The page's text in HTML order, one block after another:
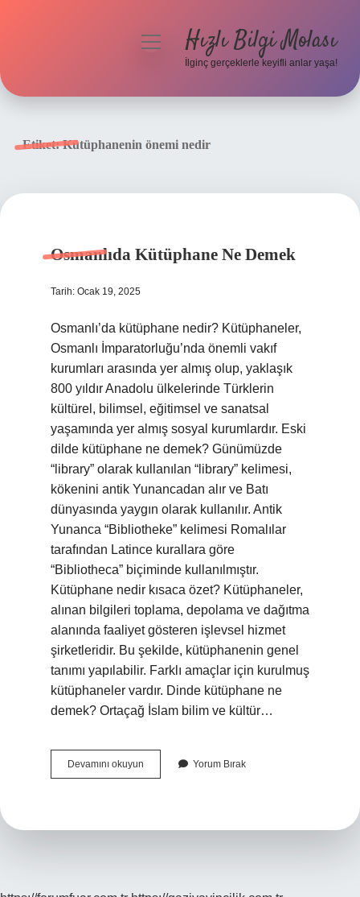
menüyüHızlı Bilgi Molası
İlginç gerçeklerle keyifli anlar yaşa!
Etiket:Kütüphanenin önemi nedir
Osmanlıda Kütüphane Ne Demek
Tarih: Ocak 19, 2025
Osmanlı’da kütüphane nedir? Kütüphaneler,
Osmanlı İmparatorluğu’nda önemli vakıf
kurumları arasında yer almış olup, yaklaşık
800 yıldır Anadolu ülkelerinde Türklerin
kültürel, bilimsel, eğitimsel ve sanatsal
yaşamında yer almış sosyal kurumlardır. Eski
dilde kütüphane ne demek? Günümüzde
“library” olarak kullanılan “library” kelimesi,
kökenini antik Yunancadan alır ve Batı
dünyasında yaygın olarak kullanılır. Antik
Yunanca “Bibliotheke” kelimesi Romalılar
tarafından Latince kurallara göre
“Bibliotheca” biçiminde kullanılmıştır.
Kütüphane nedir kısaca özet? Kütüphaneler,
alınan bilgileri toplama, depolama ve dağıtma
alanında faaliyet gösteren işlevsel hizmet
şirketleridir. Bu şekilde, kütüphanenin genel
tanımı yapılabilir. Farklı amaçlar için kurulmuş
kütüphaneler vardır. Dinde kütüphane ne
demek? Ortaçağ İslam bilim ve kültür…
Devamını okuyun Osmanlıda
Kütüphane
Yorum Bırak